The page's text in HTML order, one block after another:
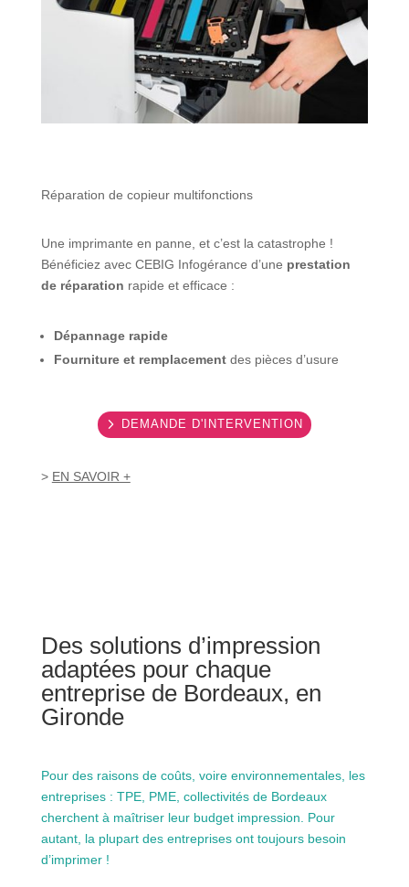
Réparation de copieur multifonctions
Une imprimante en panne, et c’est la catastrophe !
Bénéficiez avec CEBIG Infogérance d’une prestation
de réparation rapide et efficace :
Dépannage rapide
Fourniture et remplacementdes pièces d’usure
DEMANDE D'INTERVENTION
> EN SAVOIR +
Des solutions d’impression
adaptées pour chaque
entreprise de Bordeaux, en
Gironde
Pour des raisons de coûts, voire environnementales, les
entreprises : TPE, PME, collectivités de Bordeaux
cherchent à maîtriser leur budget impression. Pour
autant, la plupart des entreprises ont toujours besoin
d’imprimer !